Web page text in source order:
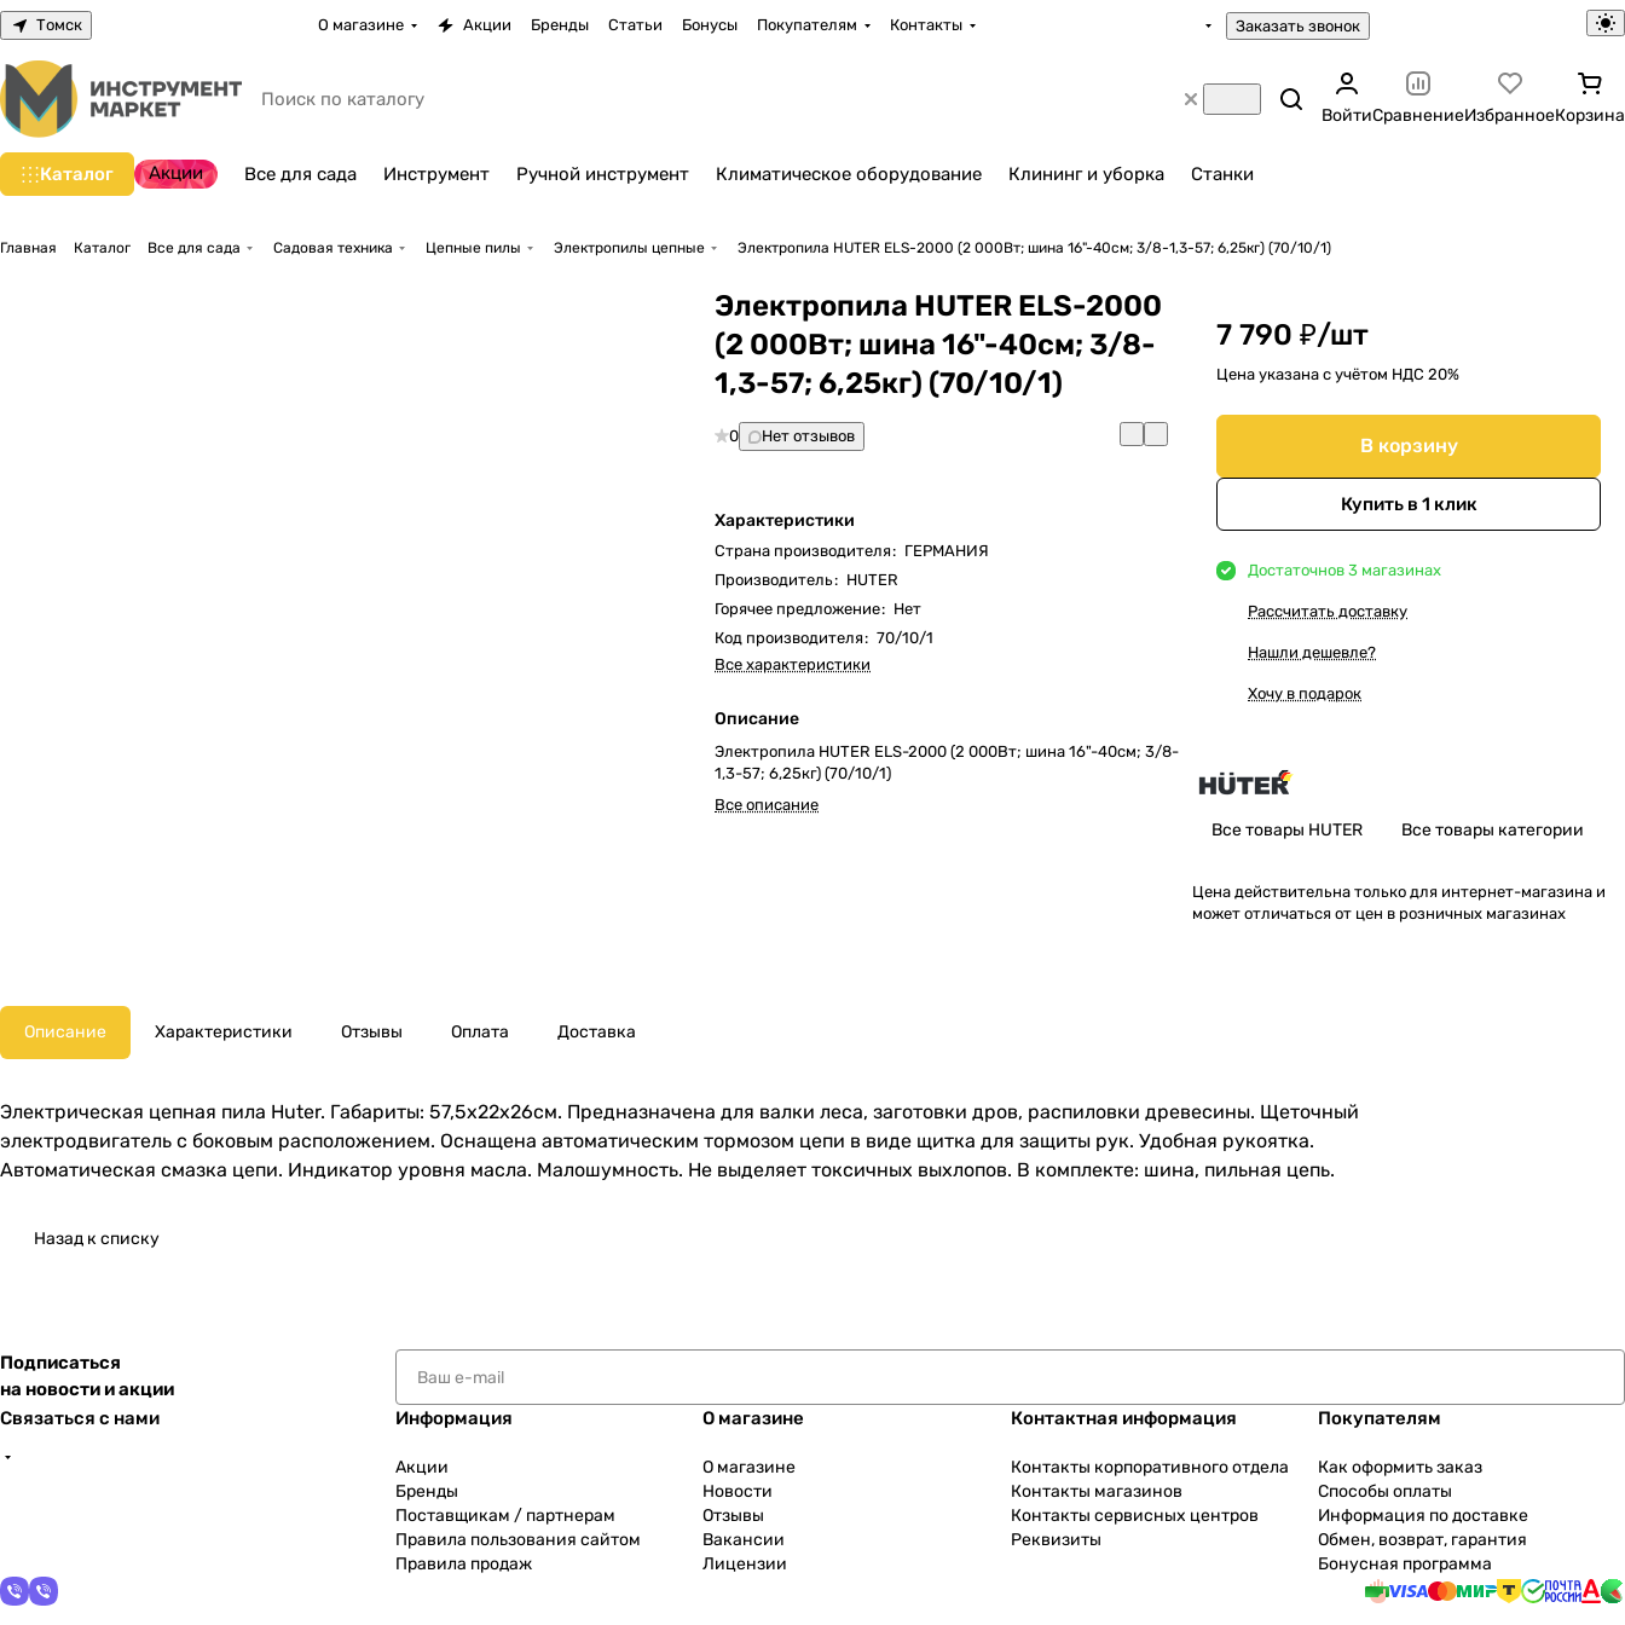
Томск О магазине Акции Бренды Статьи Бонусы Покупателям Контакты Заказать звонок
ВойтиСравнениеИзбранноеКорзина
Каталог Акции Все для сада Инструмент Ручной инструмент Климатическое оборудование Клининг и уборка Станки
Главная Каталог Все для сада Садовая техника Цепные пилы Электропилы цепные Электропила HUTER ELS-2000 (2 000Вт; шина 16"-40см; 3/8-1,3-57; 6,25кг) (70/10/1)
Электропила HUTER ELS-2000
(2 000Вт; шина 16"-40см; 3/8-
1,3-57; 6,25кг) (70/10/1)
0 Нет отзывов
Характеристики
Страна производителя: ГЕРМАНИЯ
Производитель: HUTER
Горячее предложение: Нет
Код производителя: 70/10/1
Все характеристики
Описание
Электропила HUTER ELS-2000 (2 000Вт; шина 16"-40см; 3/8-
1,3-57; 6,25кг) (70/10/1)
Все описание
7 790 ₽/шт
Цена указана с учётом НДС 20%
В корзину
Купить в 1 клик
Достаточнов 3 магазинах
Рассчитать доставку
Нашли дешевле?
Хочу в подарок
Все товары HUTER Все товары категории
Цена действительна только для интернет-магазина и
может отличаться от цен в розничных магазинах
Описание Характеристики Отзывы Оплата Доставка
Электрическая цепная пила Huter. Габариты: 57,5х22х26см. Предназначена для валки леса, заготовки дров, распиловки древесины. Щеточный
электродвигатель с боковым расположением. Оснащена автоматическим тормозом цепи в виде щитка для защиты рук. Удобная рукоятка.
Автоматическая смазка цепи. Индикатор уровня масла. Малошумность. Не выделяет токсичных выхлопов. В комплекте: шина, пильная цепь.
Назад к списку
Подписаться
на новости и акции
Связаться с нами
Информация
Акции
Бренды
Поставщикам / партнерам
Правила пользования сайтом
Правила продаж
О магазине
О магазине
Новости
Отзывы
Вакансии
Лицензии
Контактная информация
Контакты корпоративного отдела
Контакты магазинов
Контакты сервисных центров
Реквизиты
Покупателям
Как оформить заказ
Способы оплаты
Информация по доставке
Обмен, возврат, гарантия
Бонусная программа